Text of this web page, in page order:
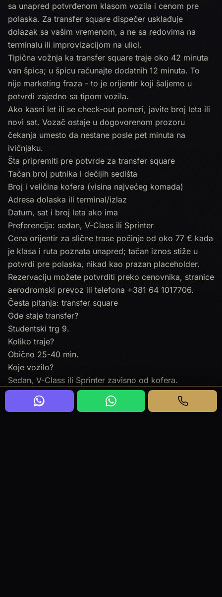
sa unapred potvrđenom klasom vozila i cenom pre
polaska. Za transfer square dispečer usklađuje
dolazak sa vašim vremenom, a ne sa redovima na
terminalu ili improvizacijom na ulici.
Tipična vožnja ka transfer square traje oko 42 minuta
van špica; u špicu računajte dodatnih 12 minuta. To
nije marketing fraza - to je orijentir koji šaljemo u
potvrdi zajedno sa tipom vozila.
Ako kasni let ili se check-out pomeri, javite broj leta ili
novi sat. Vozač ostaje u dogovorenom prozoru
čekanja umesto da nestane posle pet minuta na
ivičnjaku.
Šta pripremiti pre potvrde za transfer square
Tačan broj putnika i dečijih sedišta
Broj i veličina kofera (visina najvećeg komada)
Adresa dolaska ili terminal/izlaz
Datum, sat i broj leta ako ima
Preferencija: sedan, V-Class ili Sprinter
Cena orijentir za slične trase počinje od oko 77 € kada
je klasa i ruta poznata unapred; tačan iznos stiže u
potvrdi pre polaska, nikad kao prazan placeholder.
Rezervaciju možete potvrditi preko cenovnika, stranice
aerodromski prevoz ili telefona +381 64 1017706.
Česta pitanja: transfer square
Gde staje transfer?
Studentski trg 9.
Koliko traje?
Obično 25-40 min.
Koje vozilo?
Sedan, V-Class ili Sprinter zavisno od kofera.
Česta zabuna?
Square Nine nije generički „centar boutique“ - pin je